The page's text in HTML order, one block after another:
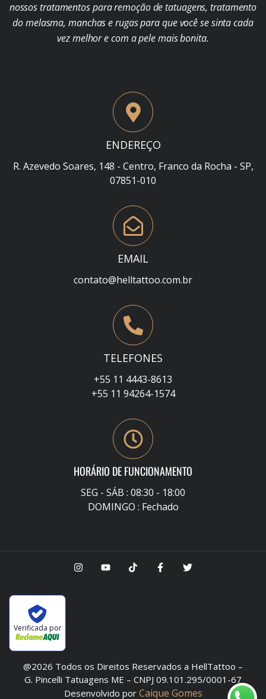
nossos tratamentos para remoção de tatuagens, tratamento
do melasma, manchas e rugas para que você se sinta cada
vez melhor e com a pele mais bonita.
ENDEREÇO
R. Azevedo Soares, 148 - Centro, Franco da Rocha - SP,
07851-010
EMAIL
contato@helltattoo.com.br
TELEFONES
+55 11 4443-8613
+55 11 94264-1574
HORÁRIO DE FUNCIONAMENTO
SEG - SÁB : 08:30 - 18:00
DOMINGO : Fechado
Verificada por
@2026 Todos os Direitos Reservados a HellTattoo –
G. Pincelli Tatuagens ME – CNPJ 09.101.295/0001-67
Desenvolvido por Caique Gomes